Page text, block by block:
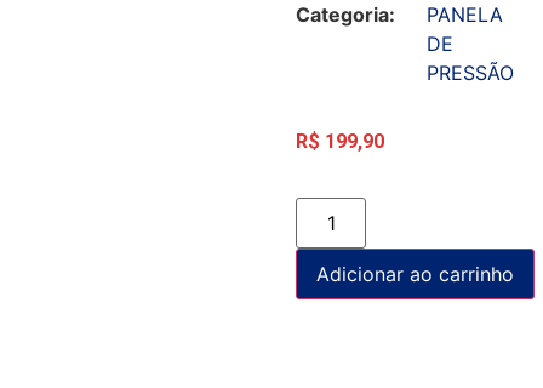
Categoria:
PANELA
DE
PRESSÃO
R$ 199,90
Adicionar ao carrinho